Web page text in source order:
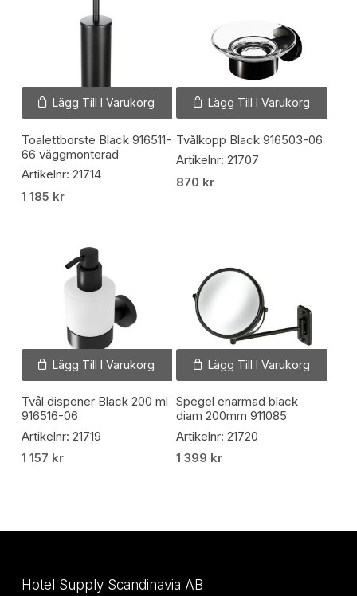
Lägg Till I Varukorg
Toalettborste Black 916511-
66 väggmonterad
Artikelnr: 21714
1 185 kr
Lägg Till I Varukorg
Tvålkopp Black 916503-06
Artikelnr: 21707
870 kr
Lägg Till I Varukorg
Tvål dispener Black 200 ml
916516-06
Artikelnr: 21719
1 157 kr
Lägg Till I Varukorg
Spegel enarmad black
diam 200mm 911085
Artikelnr: 21720
1 399 kr
Hotel Supply Scandinavia AB